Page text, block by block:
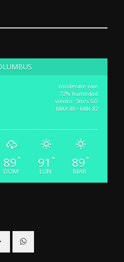
moderate rain
72% humedad
viento: 3m/s SO
MAX 88 • MIN 82
89 °
DOM
91 °
LUN
89 °
MAR